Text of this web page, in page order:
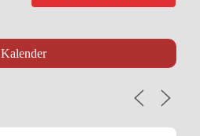
Kalender